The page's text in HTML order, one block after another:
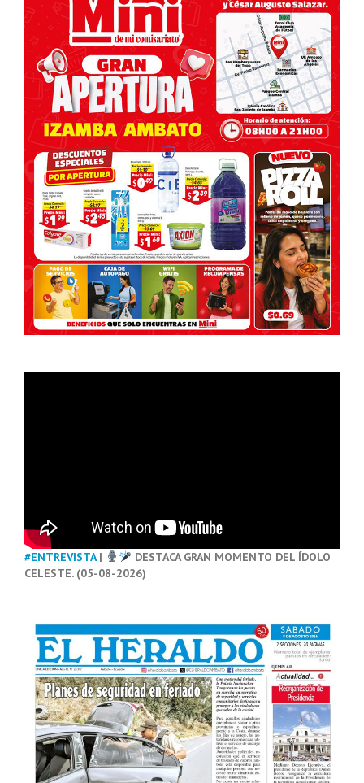
#ENTREVISTA|
DESTACA GRAN MOMENTO DEL ÍDOLO
CELESTE. (05-08-2026)